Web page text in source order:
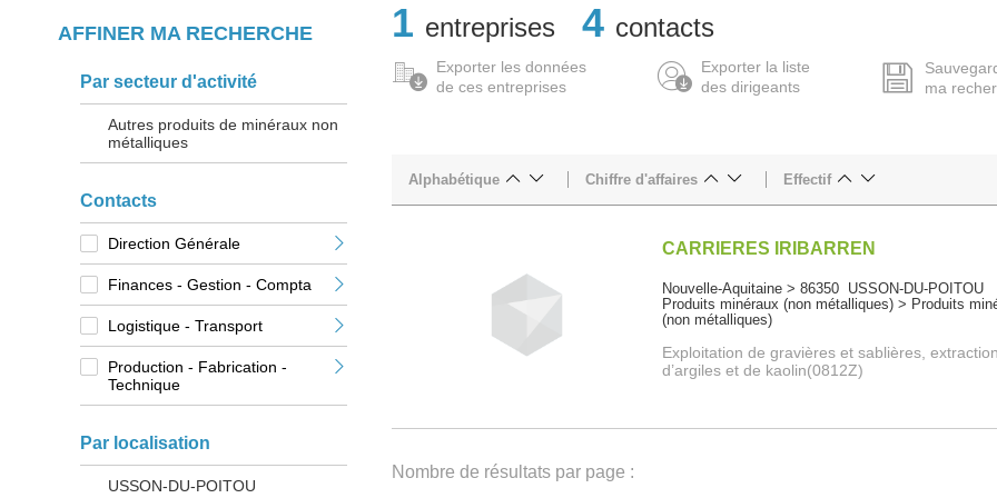
AFFINER MA RECHERCHE
Par secteur d'activité
Autres produits de minéraux non
métalliques
Contacts
Direction Générale
Finances - Gestion - Compta
Logistique - Transport
Production - Fabrication -
Technique
Par localisation
USSON-DU-POITOU
1 entreprises 4 contacts
Exporter les données
de ces entreprises
Exporter la liste
des dirigeants
ma
Alphabétique Chiffre d'affaires Effectif
CARRIERES IRIBARREN
Nouvelle-Aquitaine > 86350 USSON-DU-POITOU
Produits minéraux (non métalliques) > Produits
(non métalliques)
Exploitation de gravières et sablières,
d’argiles et de kaolin(0812Z)
Nombre de résultats par page :